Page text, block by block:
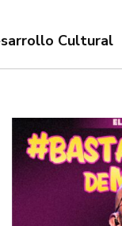
Cultural